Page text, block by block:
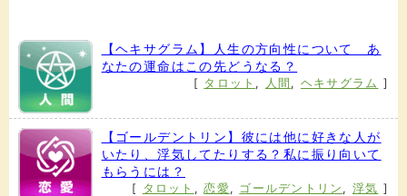
【ヘキサグラム】人生の方向性について あ
なたの運命はこの先どうなる？
[ タロット , 人間 , ヘキサグラム ]
【ゴールデントリン】彼には他に好きな人が
いたり、浮気してたりする？私に振り向いて
もらうには？
[ タロット ,恋愛, ゴールデントリン , 浮気 ]